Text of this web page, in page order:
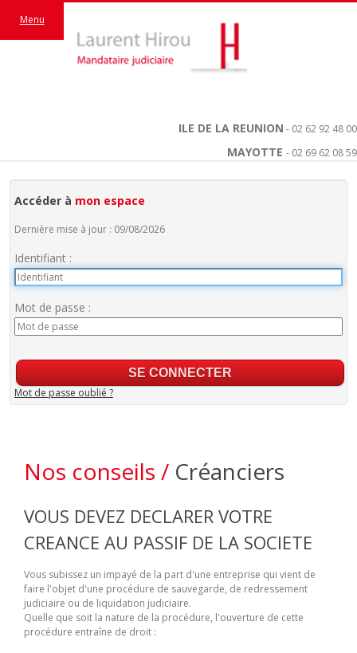
ILE DE LA REUNION - 02 62 92 48 00
MAYOTTE - 02 69 62 08 59
Menu
Accéder à mon espace
Dernière mise à jour : 09/08/2026
Identifiant :
Mot de passe :
Mot de passe oublié ?
Nos conseils / Créanciers
VOUS DEVEZ DECLARER VOTRE
CREANCE AU PASSIF DE LA SOCIETE
Vous subissez un impayé de la part d'une entreprise qui vient de
faire l'objet d'une procédure de sauvegarde, de redressement
judiciaire ou de liquidation judiciaire.
Quelle que soit la nature de la procédure, l'ouverture de cette
procédure entraîne de droit :